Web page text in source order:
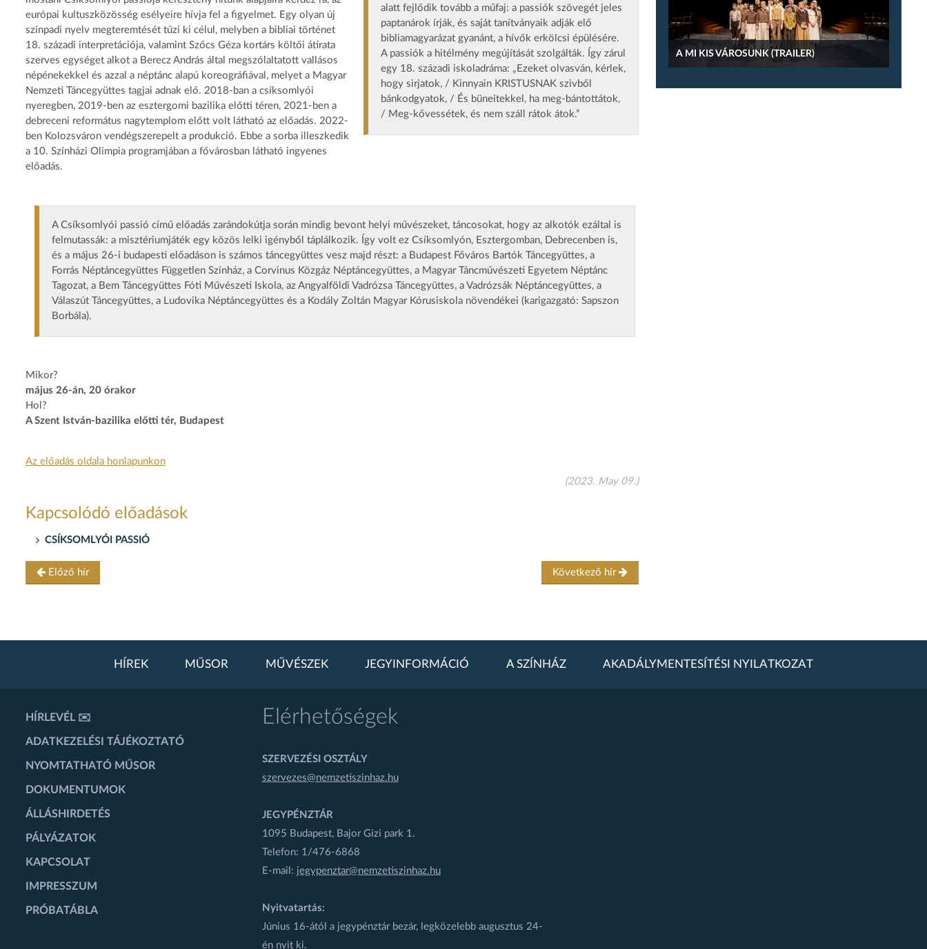
alatt fejlődik tovább a műfaj: a passiók szövegét jeles
paptanárok írják, és saját tanítványaik adják elő
bibliamagyarázat gyanánt, a hívők erkölcsi épülésére.
A passiók a hitélmény megújítását szolgálták. Így zárul
egy 18. századi iskoladráma: „Ezeket olvasván, kérlek,
hogy sirjatok, / Kinnyain KRISTUSNAK szivből
bánkodgyatok, / És büneitekkel, ha meg-bántottátok,
/ Meg-kővessétek, és nem száll rátok átok.”
európai kultuszközösség esélyeire hívja fel a figyelmet. Egy olyan új
színpadi nyelv megteremtését tűzi ki célul, melyben a bibliai történet
18. századi interpretációja, valamint Szőcs Géza kortárs költői átirata
szerves egységet alkot a Berecz András által megszólaltatott vallásos
népénekekkel és azzal a néptánc alapú koreográfiával, melyet a Magyar
Nemzeti Táncegyüttes tagjai adnak elő. 2018-ban a csíksomlyói
nyeregben, 2019-ben az esztergomi bazilika előtti téren, 2021-ben a
debreceni református nagytemplom előtt volt látható az előadás. 2022-
ben Kolozsváron vendégszerepelt a produkció. Ebbe a sorba illeszkedik
a 10. Színházi Olimpia programjában a fővárosban látható ingyenes
előadás.
A Csíksomlyói passió című előadás zarándokútja során mindig bevont helyi művészeket, táncosokat, hogy az alkotók ezáltal is
felmutassák: a misztériumjáték egy közös lelki igényből táplálkozik. Így volt ez Csíksomlyón, Esztergomban, Debrecenben is,
és a május 26-i budapesti előadáson is számos táncegyüttes vesz majd részt: a Budapest Főváros Bartók Táncegyüttes, a
Forrás Néptáncegyüttes Független Színház, a Corvinus Közgáz Néptáncegyüttes, a Magyar Táncművészeti Egyetem Néptánc
Tagozat, a Bem Táncegyüttes Fóti Művészeti Iskola, az Angyalföldi Vadrózsa Táncegyüttes, a Vadrózsák Néptáncegyüttes, a
Válaszút Táncegyüttes, a Ludovika Néptáncegyüttes és a Kodály Zoltán Magyar Kórusiskola növendékei (karigazgató: Sapszon
Borbála).
Mikor?
május 26-án, 20 órakor
Hol?
A Szent István-bazilika előtti tér, Budapest
Az előadás oldala honlapunkon
(2023. May 09.)
Kapcsolódó előadások
CSÍKSOMLYÓI PASSIÓ
Előző hír Következő hír
A MI KIS VÁROSUNK (TRAILER)
HÍREK MŰSOR MŰVÉSZEK JEGYINFORMÁCIÓ A SZÍNHÁZ AKADÁLYMENTESÍTÉSI NYILATKOZAT
HÍRLEVÉL ✉️
ADATKEZELÉSI TÁJÉKOZTATÓ
NYOMTATHATÓ MŰSOR
DOKUMENTUMOK
ÁLLÁSHIRDETÉS
PÁLYÁZATOK
KAPCSOLAT
IMPRESSZUM
PRÓBATÁBLA
Elérhetőségek
SZERVEZÉSI OSZTÁLY
szervezes@nemzetiszinhaz.hu
JEGYPÉNZTÁR
1095 Budapest, Bajor Gizi park 1.
Telefon: 1/476-6868
E-mail: jegypenztar@nemzetiszinhaz.hu
Nyitvatartás:
Június 16-ától a jegypénztár bezár, legközelebb augusztus 24-
én nyit ki.